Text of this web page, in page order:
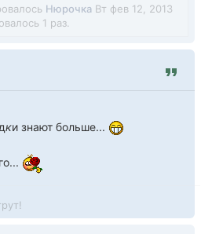
Нюрочка Вт фев 12, 2013
1 раз.
ки знают больше...